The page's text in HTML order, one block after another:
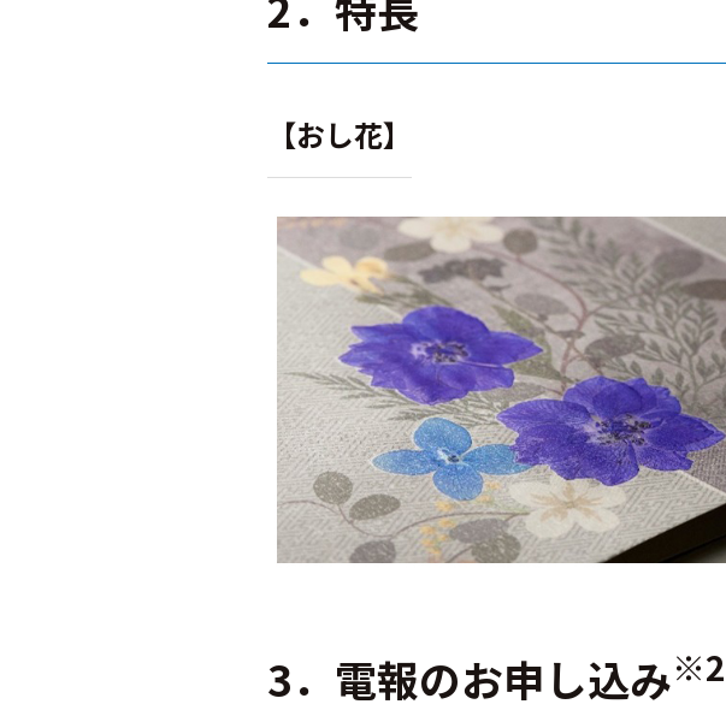
【おし花】
3．電報のお申し込み※2